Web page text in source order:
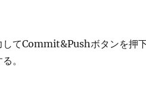
してCommit&Pushボタンを押
。